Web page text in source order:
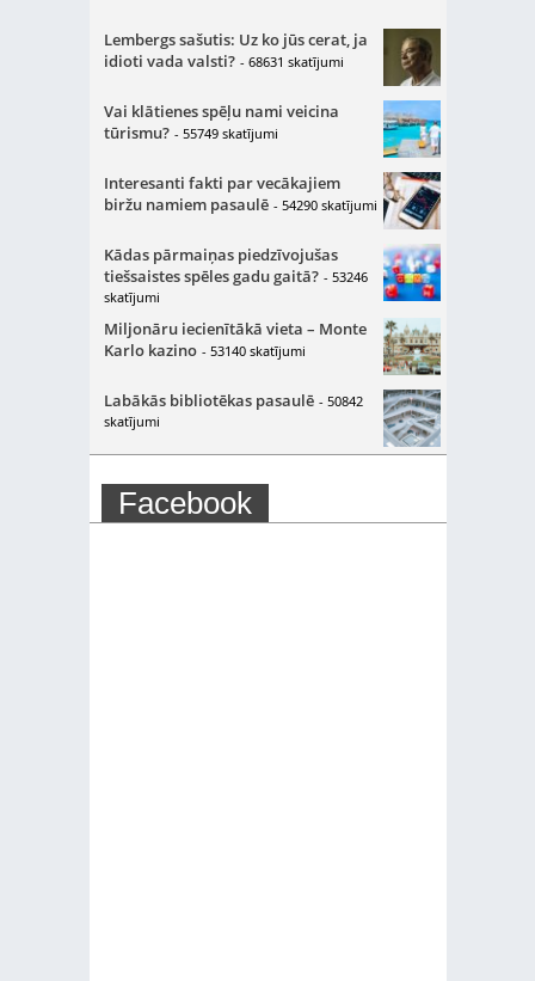
Lembergs sašutis: Uz ko jūs cerat, ja
idioti vada valsti? - 68631 skatījumi
Vai klātienes spēļu nami veicina
tūrismu? - 55749 skatījumi
Interesanti fakti par vecākajiem
biržu namiem pasaulē - 54290 skatījumi
Kādas pārmaiņas piedzīvojušas
tiešsaistes spēles gadu gaitā? - 53246
skatījumi
Miljonāru iecienītākā vieta – Monte
Karlo kazino - 53140 skatījumi
Labākās bibliotēkas pasaulē - 50842
skatījumi
Facebook